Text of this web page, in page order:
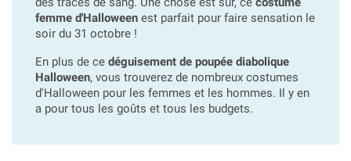
femme d'Halloween est parfait pour faire sensation le
soir du 31 octobre !
En plus de ce déguisement de poupée diabolique
Halloween, vous trouverez de nombreux costumes
d'Halloween pour les femmes et les hommes. Il y en
a pour tous les goûts et tous les budgets.